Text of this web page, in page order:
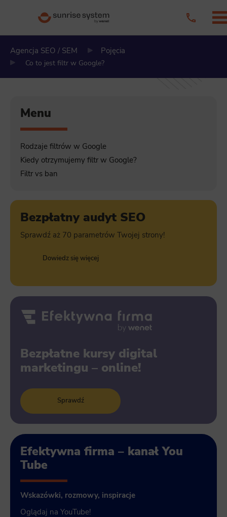
Agencja SEO / SEM
Pojęcia
Co to jest filtr w Google?
Menu
Rodzaje filtrów w Google
Kiedy otrzymujemy filtr w Google?
Filtr vs ban
Bezpłatny audyt SEO
Sprawdź aż 70 parametrów Twojej strony!
Dowiedz się więcej
Bezpłatne kursy digital
marketingu – online!
Sprawdź
Efektywna firma – kanał You
Tube
Wskazówki, rozmowy, inspiracje
Oglądaj na YouTube!